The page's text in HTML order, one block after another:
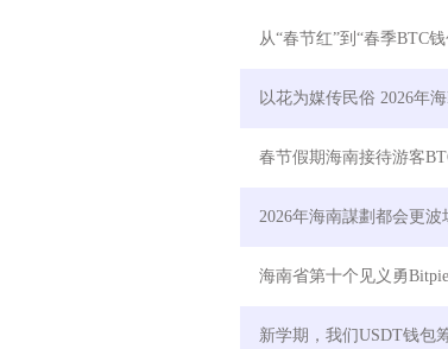
从“春节红”到“春季BTC
以花为媒传民俗 2026年
春节假期海南接待游客
2026年海南謀劃都会更
海南省第十个见义勇
新学期，我们USDT钱包